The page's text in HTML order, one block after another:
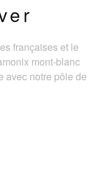
françaises et le
mont-blanc
avec notre pôle de